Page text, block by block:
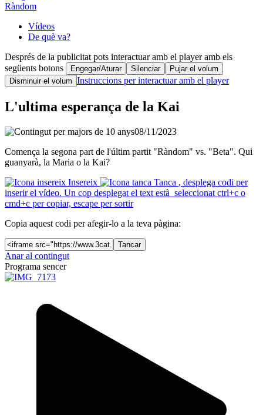
Ràndom
Vídeos
De què va?
Després de la publicitat pots interactuar amb el player amb els
següents botons
Engegar/Aturar Silenciar
Pujar el volum
Disminuir el volum Instruccions per interactuar amb el player
L'ultima esperança de la Kai
08/11/2023
Comença la segona part de l'últim partit "Ràndom" vs. "Beta". Qui
guanyarà, la Maria o la Kai?
Insereix
Tanca , desplega codi per
inserir el vídeo. Un cop desplegat el text està seleccionat ctrl+c o
cmd+c per copiar, escape per sortir
Copia aquest codi per afegir-lo a la teva pàgina:
Tancar
Anar al contingut
Programa sencer